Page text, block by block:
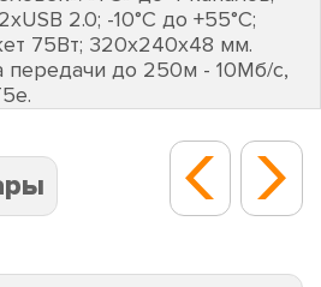
2.0; -10°C до +55°C;
75Вт; 320х240х48 мм.
до 250м - 10Мб/с,